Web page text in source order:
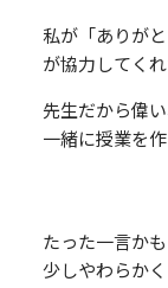
私が「ありが
が協力してく
先生だから偉
一緒に授業を
たった一言か
少しやわらか